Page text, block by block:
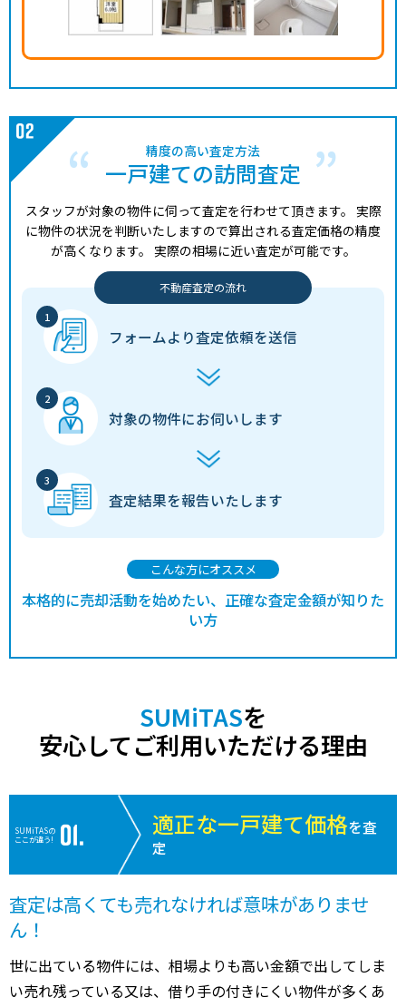
精度の高い査定方法
一戸建ての訪問査定
スタッフが対象の物件に伺って査定を行わせて頂きます。 実際
に物件の状況を判断いたしますので算出される査定価格の精度
が高くなります。 実際の相場に近い査定が可能です。
不動産査定の流れ
フォームより査定依頼を送信
対象の物件にお伺いします
査定結果を報告いたします
こんな方にオススメ
本格的に売却活動を始めたい、正確な査定金額が知りた
い方
SUMiTASを
安心してご利用いただける理由
SUMiTASの
ここが違う!
適正な一戸建て価格を査
定
査定は高くても売れなければ意味がありませ
ん！
世に出ている物件には、相場よりも高い金額で出してしま
い売れ残っている又は、借り手の付きにくい物件が多くあ